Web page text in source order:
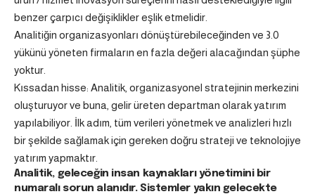
benzer çarpıcı değişiklikler eşlik etmelidir.
Analitiğin organizasyonları dönüştürebileceğinden ve 3.0
yükünü yöneten firmaların en fazla değeri alacağından şüphe
yoktur.
Kıssadan hisse: Analitik, organizasyonel stratejinin merkezini
oluşturuyor ve buna, gelir üreten departman olarak yatırım
yapılabiliyor. İlk adım, tüm verileri yönetmek ve analizleri hızlı
bir şekilde sağlamak için gereken doğru strateji ve teknolojiye
yatırım yapmaktır.
Analitik, geleceğin insan kaynakları yönetimini bir
numaralı sorun alanıdır. Sistemler yakın gelecekte